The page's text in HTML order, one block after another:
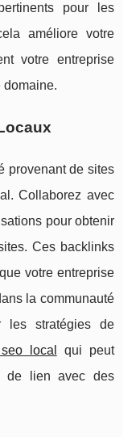
pour les
améliore votre
votre entreprise
domaine.
provenant de sites
Collaborez avec
pour obtenir
Ces backlinks
votre entreprise
la communauté
les stratégies de
local
qui peut
de lien avec des